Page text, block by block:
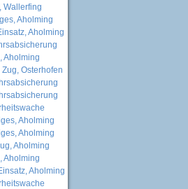
Wallerfing
Aholming
Aholming
Aholming
Zug, Osterhofen
Aholming
Aholming
Aholming
Aholming
Aholming